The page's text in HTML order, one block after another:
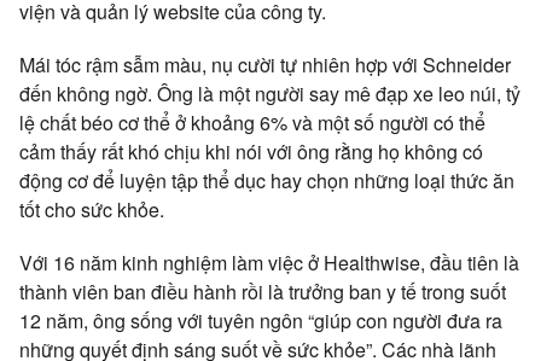
viện và quản lý website của công ty.
Mái tóc rậm sẫm màu, nụ cười tự nhiên hợp với Schneider
đến không ngờ. Ông là một người say mê đạp xe leo núi, tỷ
lệ chất béo cơ thể ở khoảng 6% và một số người có thể
cảm thấy rất khó chịu khi nói với ông rằng họ không có
động cơ để luyện tập thể dục hay chọn những loại thức ăn
tốt cho sức khỏe.
Với 16 năm kinh nghiệm làm việc ở Healthwise, đầu tiên là
thành viên ban điều hành rồi là trưởng ban y tế trong suốt
12 năm, ông sống với tuyên ngôn “giúp con người đưa ra
những quyết định sáng suốt về sức khỏe”. Các nhà lãnh